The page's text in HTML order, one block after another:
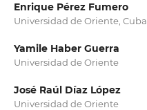
Enrique Pérez Fumero
Universidad de Oriente, Cuba
Yamile Haber Guerra
Universidad de Oriente
José Raúl Díaz López
Universidad de Oriente